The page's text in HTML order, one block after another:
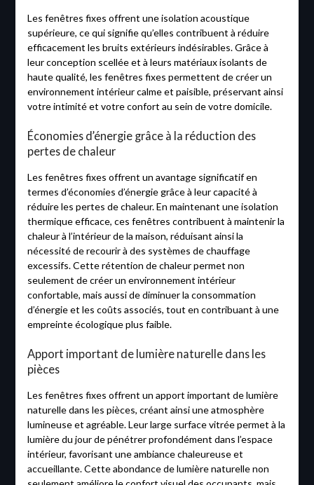
Les fenêtres fixes offrent une isolation acoustique
supérieure, ce qui signifie qu’elles contribuent à réduire
efficacement les bruits extérieurs indésirables. Grâce à
leur conception scellée et à leurs matériaux isolants de
haute qualité, les fenêtres fixes permettent de créer un
environnement intérieur calme et paisible, préservant ainsi
votre intimité et votre confort au sein de votre domicile.
Économies d’énergie grâce à la réduction des
pertes de chaleur
Les fenêtres fixes offrent un avantage significatif en
termes d’économies d’énergie grâce à leur capacité à
réduire les pertes de chaleur. En maintenant une isolation
thermique efficace, ces fenêtres contribuent à maintenir la
chaleur à l’intérieur de la maison, réduisant ainsi la
nécessité de recourir à des systèmes de chauffage
excessifs. Cette rétention de chaleur permet non
seulement de créer un environnement intérieur
confortable, mais aussi de diminuer la consommation
d’énergie et les coûts associés, tout en contribuant à une
empreinte écologique plus faible.
Apport important de lumière naturelle dans les
pièces
Les fenêtres fixes offrent un apport important de lumière
naturelle dans les pièces, créant ainsi une atmosphère
lumineuse et agréable. Leur large surface vitrée permet à la
lumière du jour de pénétrer profondément dans l’espace
intérieur, favorisant une ambiance chaleureuse et
accueillante. Cette abondance de lumière naturelle non